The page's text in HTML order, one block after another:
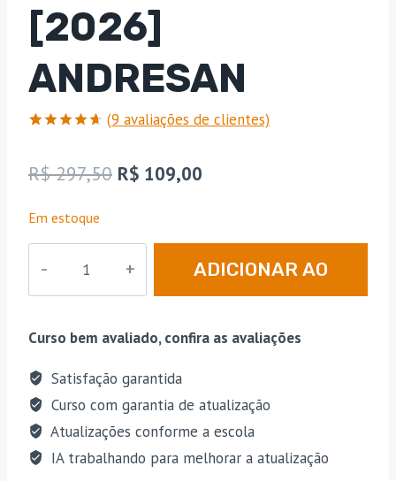
[2026]
ANDRESAN
de 5, com
baseado
avaliações
clientes
(9 avaliações de clientes)
R$297,50 O
era:
R$ 297,50.
R$ 109,00
é:
R$ 109,00.
Em estoque
Policial
-
Teoria
+
Questões
[2026]
ADICIONAR AO
Curso bem avaliado, confira as avaliações
Satisfação garantida
Curso com garantia de atualização
Atualizações conforme a escola
IA trabalhando para melhorar a atualização